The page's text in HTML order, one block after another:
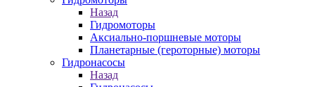
Назад
Гидромоторы
Аксиально-поршневые моторы
Планетарные (героторные) моторы
Гидронасосы
Назад